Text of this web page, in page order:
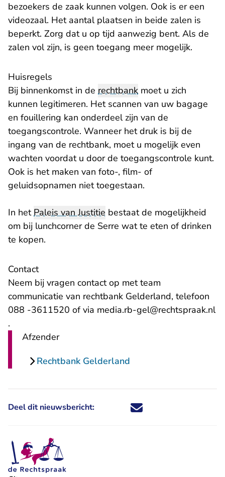
bezoekers de zaak kunnen volgen. Ook is er een
videozaal. Het aantal plaatsen in beide zalen is
beperkt. Zorg dat u op tijd aanwezig bent. Als de
zalen vol zijn, is geen toegang meer mogelijk.
Huisregels
Bij binnenkomst in de rechtbank moet u zich
kunnen legitimeren. Het scannen van uw bagage
en fouillering kan onderdeel zijn van de
toegangscontrole. Wanneer het druk is bij de
ingang van de rechtbank, moet u mogelijk even
wachten voordat u door de toegangscontrole kunt.
Ook is het maken van foto-, film- of
geluidsopnamen niet toegestaan.
In hetPaleis van Justitie bestaat de mogelijkheid
om bij lunchcorner de Serre wat te eten of drinken
te kopen.
Contact
Neem bij vragen contact op met team
communicatie van rechtbank Gelderland, telefoon
088 -3611520 of via media.rb-gel@rechtspraak.nl
- U verlaat Rechtspraak.nl
.
Afzender
Rechtbank Gelderland
Deel dit nieuwsbericht: Deel dit nieuwsbericht via X -
Deel dit nieuwsbericht via
Deel dit nieuwsbericht
Deel dit